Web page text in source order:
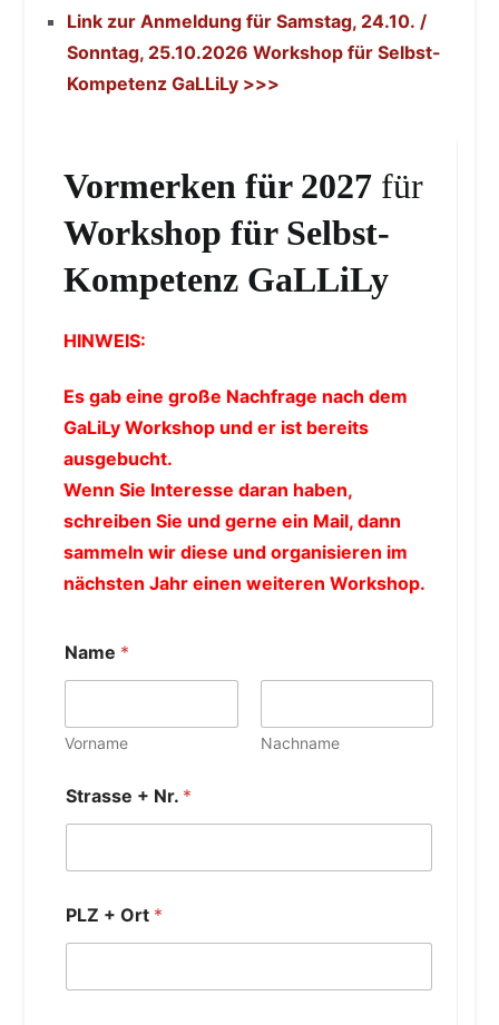
Link zur Anmeldung für Samstag, 24.10. /
Sonntag, 25.10.2026 Workshop für Selbst-
Kompetenz GaLLiLy >>>
Vormerken für 2027 für
Workshop für Selbst-
Kompetenz GaLLiLy
HINWEIS:
Es gab eine große Nachfrage nach dem
GaLiLy Workshop und er ist bereits
ausgebucht.
Wenn Sie Interesse daran haben,
schreiben Sie und gerne ein Mail, dann
sammeln wir diese und organisieren im
nächsten Jahr einen weiteren Workshop.
Name *
Vorname Nachname
Strasse + Nr. *
PLZ + Ort *